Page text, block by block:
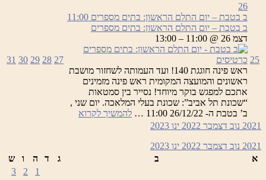
25
26
ב בטבת – יום התלם הראשון: בתים מספרים 11:00
ב בטבת – יום התלם הראשון: בתים מספרים
דצמ 26 @ 11:00 – 13:00
כרטיסים
ראש פינה חוגגת 140! ועד העמותה לשחזור מושבת
ראשונים והמועצה המקומית ראש פינה מזמינים
אתכם למפגש בוקר מיוחד! נסייר בין סמטאות
“שכונת תל אביב”: שכונת בעלי המלאכה. יום שני ,
ב’ בטבת ה- 26/12/22 11:00 …
להמשיך לקרוא
התלם
27
28
29
30
31
2021 נוב דצמבר 2022 ינו 2023
2021 נוב דצמבר 2022 ינו 2023
א
ב ג ד ה ו
ש
1
2
3